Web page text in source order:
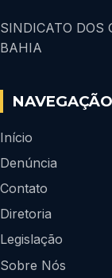
SINDICATO DOS
BAHIA
NAVEGAÇÃO
Início
Denúncia
Contato
Diretoria
Legislação
Sobre Nós